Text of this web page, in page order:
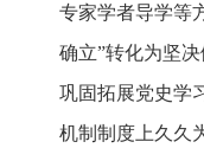
专家学者导学等
确立”转化为坚
巩固拓展党史学
机制制度上久久